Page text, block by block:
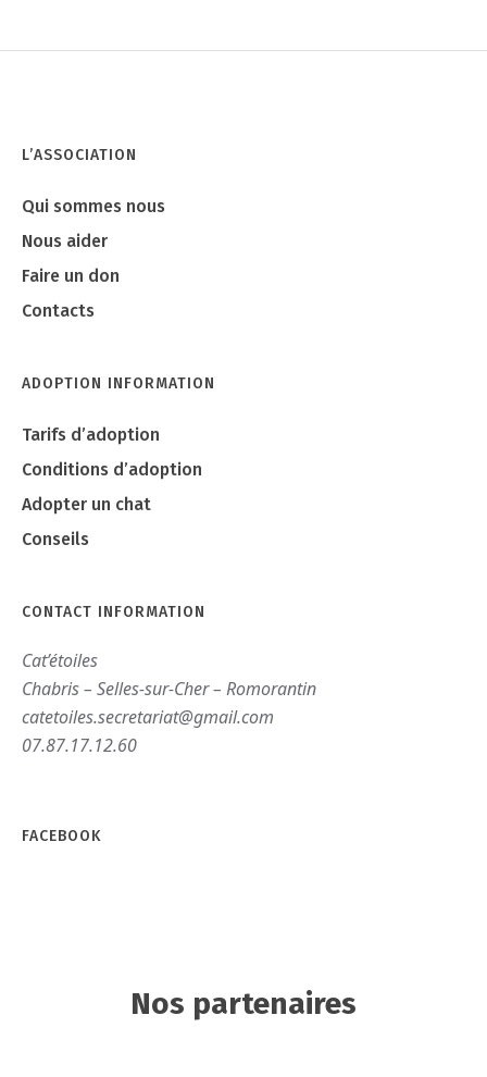
L’ASSOCIATION
Qui sommes nous
Nous aider
Faire un don
Contacts
ADOPTION INFORMATION
Tarifs d’adoption
Conditions d’adoption
Adopter un chat
Conseils
CONTACT INFORMATION
Cat’étoiles
Chabris – Selles-sur-Cher – Romorantin
catetoiles.secretariat@gmail.com
07.87.17.12.60
FACEBOOK
Nos partenaires